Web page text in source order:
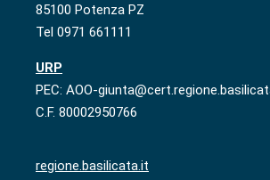
85100 Potenza PZ
Tel 0971 661111
URP
PEC: AOO-
C.F. 80002950766
regione.basilicata.it